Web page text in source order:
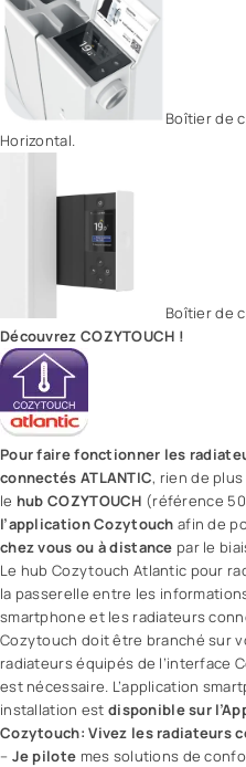
Boîtier de
Horizontal.
Boîtier de
Découvrez COZYTOUCH !
Pour faire fonctionner les
connectés ATLANTIC, rien de
le hub COZYTOUCH (référence
l’application Cozytouch afin de
chez vous ou à distance par le
Le hub Cozytouch Atlantic pour
la passerelle entre les
smartphone et les radiateurs
Cozytouch doit être branché sur
radiateurs équipés de l’interface
est nécessaire. L’application
installation est disponible sur
Cozytouch: Vivez les radiateurs
– Je pilote mes solutions de